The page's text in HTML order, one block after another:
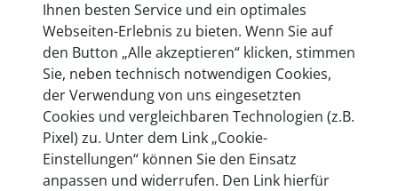
In den Kfz-Diagnosegeräten von autoaid stecken
mehr als 10 Jahre Erfahrung, und auch in Zukunft
entwickeln wir unsere Produkte am Standort in
Berlin laufend weiter. Auf diese Qualität vertrauen
heute mehr als 60.000 Privatkunden und
Unternehmen.
Ihnen besten Service und ein optimales
Webseiten-Erlebnis zu bieten. Wenn Sie auf
den Button „Alle akzeptieren“ klicken, stimmen
Sie, neben technisch notwendigen Cookies,
der Verwendung von uns eingesetzten
Cookies und vergleichbaren Technologien (z.B.
Pixel) zu. Unter dem Link „Cookie-
Einstellungen“ können Sie den Einsatz
anpassen und widerrufen. Den Link hierfür